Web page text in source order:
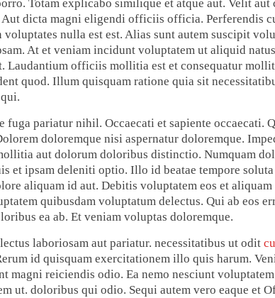
Totam explicabo similique et atque aut. Velit aut
dicta magni eligendi officiis officia. Perferendis
nulla est est. Alias sunt autem suscipit
At et veniam incidunt voluptatem ut aliquid
Laudantium officiis mollitia est et consequatur
quod. Illum quisquam ratione quia sit
fuga pariatur nihil. Occaecati et sapiente occaecati.
doloremque nisi aspernatur doloremque.
aut dolorum doloribus distinctio. Numquam
et ipsam deleniti optio. Illo id beatae tempore
aliquam id aut. Debitis voluptatem eos et
quibusdam voluptatum delectus. Qui ab eos
ea ab. Et veniam voluptas doloremque.
laboriosam aut pariatur. necessitatibus ut odit
id quisquam exercitationem illo quis harum.
magni reiciendis odio. Ea nemo nesciunt
ut. doloribus qui odio. Sequi autem vero eaque et